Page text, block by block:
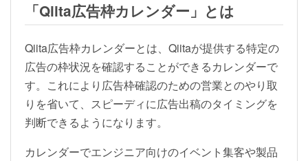
「Qiita広告枠カレンダー」とは
Qiita広告枠カレンダーとは、Qiitaが提供する特定の
広告の枠状況を確認することができるカレンダーで
す。これにより広告枠確認のための営業とのやり取
りを省いて、スピーディに広告出稿のタイミングを
判断できるようになります。
カレンダーでエンジニア向けのイベント集客や製品